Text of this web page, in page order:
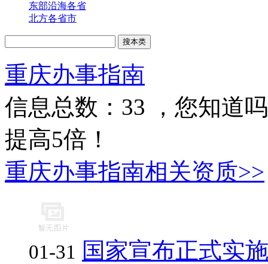
东部沿海各省
北方各省市
重庆办事指南
信息总数： 33 ，您知道
提高5倍！
重庆办事指南相关资质>>
01-31 国家宣布正式实